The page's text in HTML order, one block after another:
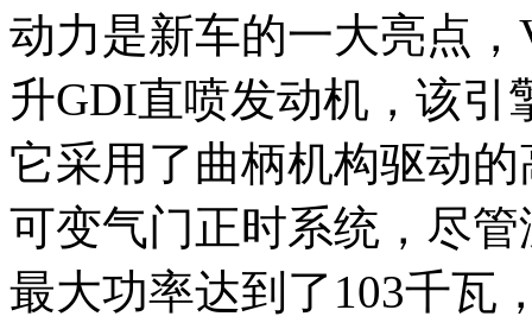
动力是新车的一大亮点，
升GDI直喷发动机，该引
它采用了曲柄机构驱动
可变气门正时系统，尽
最大功率达到了103千瓦